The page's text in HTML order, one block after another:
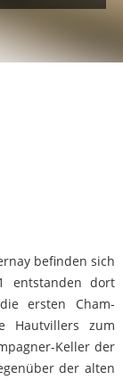
befinden sich
entstanden dort
ersten Cham­
Hautvillers zum
Keller der
der alten